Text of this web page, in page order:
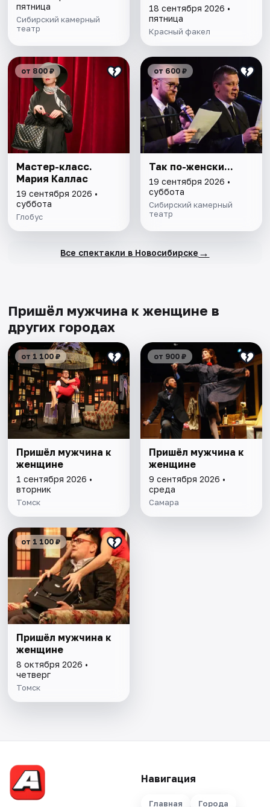
пятница
Сибирский камерный
театр
18 сентября 2026 •
пятница
Красный факел
от 800 ₽
Мастер-класс.
Мария Каллас
19 сентября 2026 •
суббота
Глобус
от 600 ₽
Так по-женски...
19 сентября 2026 •
суббота
Сибирский камерный
театр
Все спектакли в Новосибирске →
Пришёл мужчина к женщине в
других городах
от 1 100 ₽
Пришёл мужчина к
женщине
1 сентября 2026 •
вторник
Томск
от 900 ₽
Пришёл мужчина к
женщине
9 сентября 2026 •
среда
Самара
от 1 100 ₽
Пришёл мужчина к
женщине
8 октября 2026 •
четверг
Томск
Навигация
Главная Города